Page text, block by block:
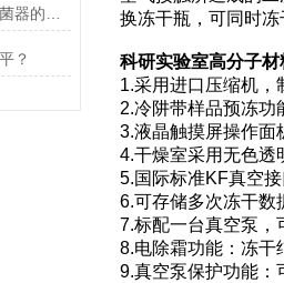
？
换冻干瓶，可同时
科研实验室高分子
1.采用进口压缩机，
2.冷阱带样品预冻功
3.液晶触摸屏操作面
4.干燥室采用无色透
5.国际标准KF真空
6.可存储多次冻干数
7.标配一台真空泵，
8.电除霜功能：冻干
9.真空泵保护功能：